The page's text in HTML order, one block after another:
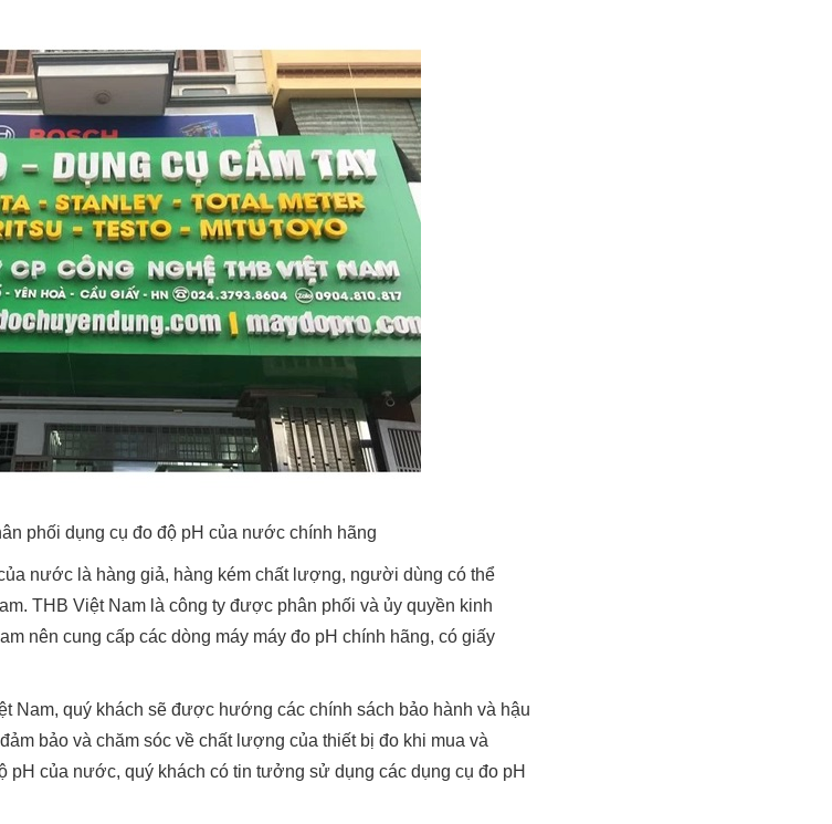
phối dụng cụ đo độ pH của nước chính hãng
nước là hàng giả, hàng kém chất lượng, người dùng có thể
THB Việt Nam là công ty được phân phối và ủy quyền kinh
nên cung cấp các dòng máy máy đo pH chính hãng, có giấy
Nam, quý khách sẽ được hướng các chính sách bảo hành và hậu
bảo và chăm sóc về chất lượng của thiết bị đo khi mua và
pH của nước, quý khách có tin tưởng sử dụng các dụng cụ đo pH